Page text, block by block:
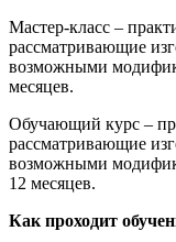
Мастер-класс –
рассматривающие
возможными
месяцев.
Обучающий курс –
рассматривающие
возможными
12 месяцев.
Как проходит